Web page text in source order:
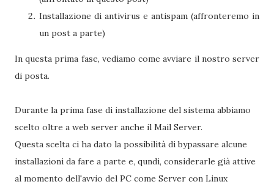
Installazione di antivirus e antispam (affronteremo in
un post a parte)
In questa prima fase, vediamo come avviare il nostro server
di posta.
Durante la prima fase di installazione del sistema abbiamo
scelto oltre a web server anche il Mail Server.
Questa scelta ci ha dato la possibilità di bypassare alcune
installazioni da fare a parte e, qundi, considerarle già attive
al momento dell'avvio del PC come Server con Linux